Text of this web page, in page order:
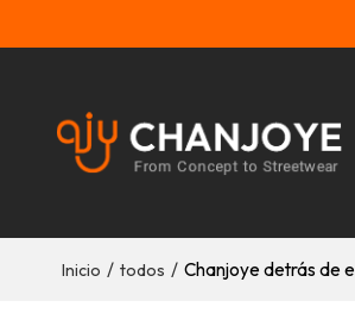
Inicio / todos / Chanjoye detrás de